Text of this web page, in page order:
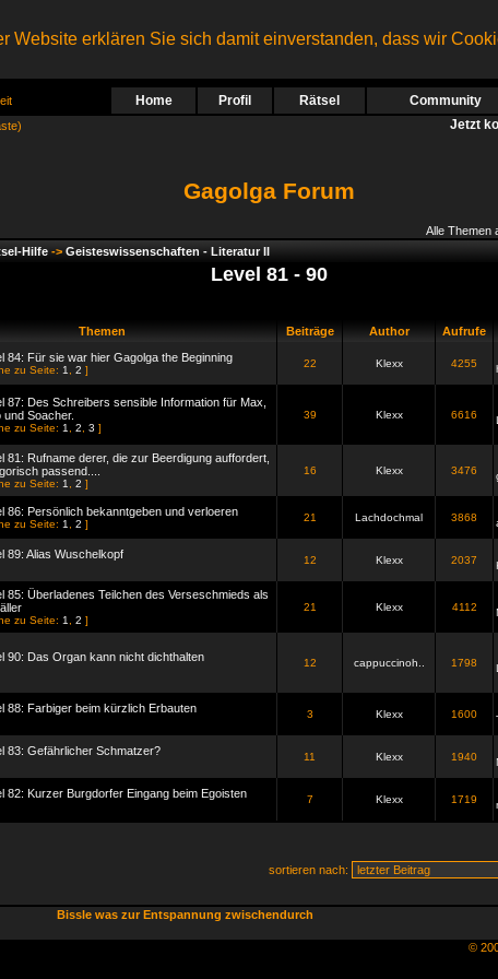
Website erklären Sie sich damit einverstanden, dass wir
Home Profil Rätsel Community
Jetzt
Gagolga Forum
Alle Themen
Hilfe -> Geisteswissenschaften - Literatur II
Level 81 - 90
Themen Beiträge Author Aufrufe
84: Für sie war hier Gagolga the Beginning
zu Seite: 1 2 ]
22 Klexx 4255
87: Des Schreibers sensible Information für Max,
und Soacher.
zu Seite: 1 2 3 ]
39 Klexx 6616
81: Rufname derer, die zur Beerdigung auffordert,
passend....
zu Seite: 1 2 ]
16 Klexx 3476
86: Persönlich bekanntgeben und verloeren
zu Seite: 1 2 ]
21 Lachdochmal 3868
89: Alias Wuschelkopf 12 Klexx 2037
85: Überladenes Teilchen des Verseschmieds als
zu Seite: 1 2 ]
21 Klexx 4112
90: Das Organ kann nicht dichthalten 12 cappuccinoh.. 1798
88: Farbiger beim kürzlich Erbauten 3 Klexx 1600
83: Gefährlicher Schmatzer? 11 Klexx 1940
82: Kurzer Burgdorfer Eingang beim Egoisten 7 Klexx 1719
sortieren nach:
Bissle was zur Entspannung zwischendurch
©